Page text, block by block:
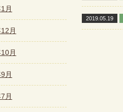
2019.05.19
月
月
月
月
月